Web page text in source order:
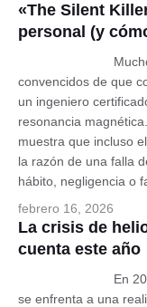
«The Silent
personal (y
convencidos de que
un ingeniero
resonancia
muestra que incluso
la razón de una falla
hábito, negligencia o
febrero 16, 2026
La crisis de
cuenta este año
En
se enfrenta a una